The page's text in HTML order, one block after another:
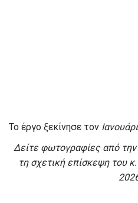
Το έργο ξεκίνησε τον
Δείτε φωτογραφίες από
τη σχετική επίσκεψη του